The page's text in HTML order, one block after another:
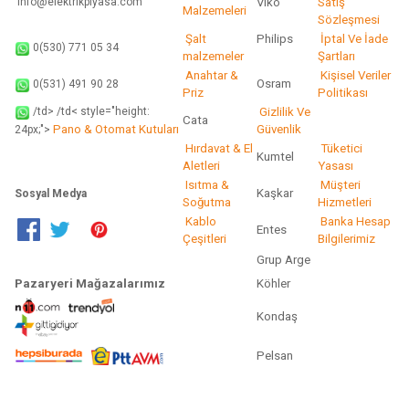
Malzemeleri
Sözleşmesi
0(530) 771 05 34
Şalt
malzemeler
Philips
İptal Ve İade
Şartları
0(531) 491 90 28
Anahtar &
Priz
Osram
Kişisel Veriler
Politikası
/td> /td< style="height:
24px;"> Pano & Otomat Kutuları
Cata
Gizlilik Ve
Güvenlik
Hırdavat & El
Aletleri
Kumtel
Tüketici
Yasası
Sosyal Medya
Isıtma &
Soğutma
Kaşkar
Müşteri
Hizmetleri
Kablo
Çeşitleri
Entes
Banka Hesap
Bilgilerimiz
Grup Arge
Pazaryeri Mağazalarımız
Köhler
Kondaş
Pelsan